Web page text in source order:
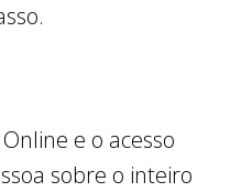
e o acesso
sobre o inteiro